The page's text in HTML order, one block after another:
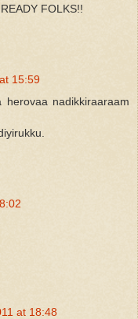
FOLKS!!
15:59
herovaa nadikkiraaraam
at 18:48